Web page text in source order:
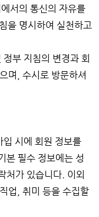
서의 통신의 자유를
을 명시하여 실천하고
부 지침의 변경과 회
며, 수시로 방문하셔
시에 회원 정보를
본 필수 정보에는 성
처가 있습니다. 이외
업, 취미 등을 수집할